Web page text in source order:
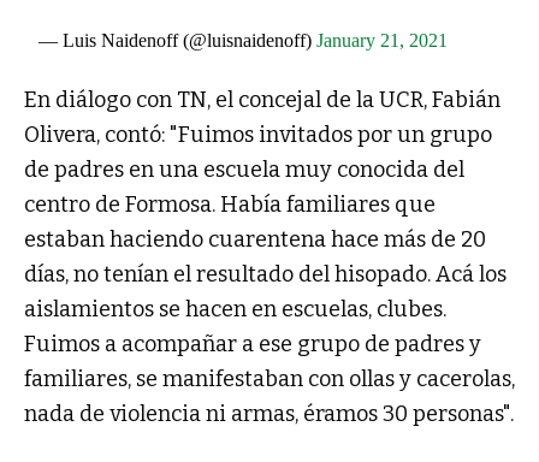
— Luis Naidenoff (@luisnaidenoff)January 21, 2021
En diálogo con TN, el concejal de la UCR, Fabián
Olivera, contó: "Fuimos invitados por un grupo
de padres en una escuela muy conocida del
centro de Formosa. Había familiares que
estaban haciendo cuarentena hace más de 20
días, no tenían el resultado del hisopado. Acá los
aislamientos se hacen en escuelas, clubes.
Fuimos a acompañar a ese grupo de padres y
familiares, se manifestaban con ollas y cacerolas,
nada de violencia ni armas, éramos 30 personas".